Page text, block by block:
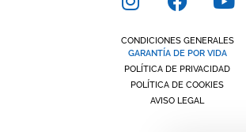
CONDICIONES GENERALES
GARANTÍA DE POR VIDA
POLÍTICA DE PRIVACIDAD
POLÍTICA DE COOKIES
AVISO LEGAL